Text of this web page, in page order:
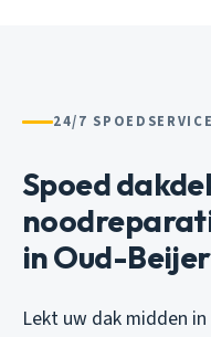
24/7 SPOEDSERVICE
Spoed
in Oud-
Lekt uw dak midden